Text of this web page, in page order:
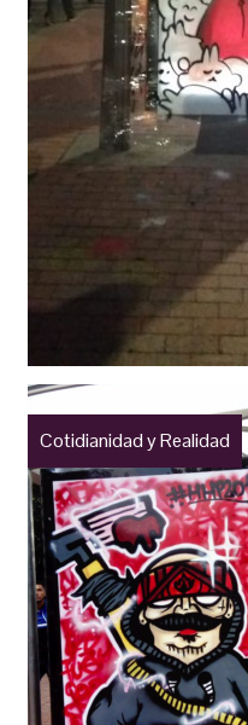
Cotidianidad y Realidad